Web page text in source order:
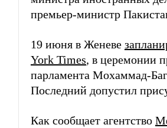
премьер-министр
19 июня в Женеве
York Times, в церемонии
парламента Мохаммад-
Последний допустил
Как сообщает агентство